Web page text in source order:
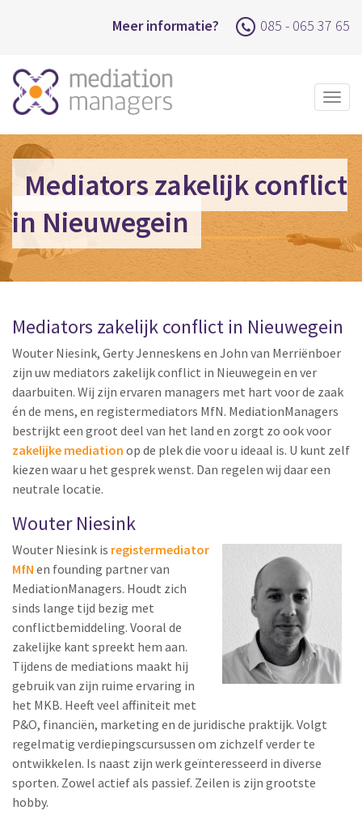
Meer informatie? 085 - 065 37 65
Mediators zakelijk conflict
in Nieuwegein
Mediators zakelijk conflict in Nieuwegein
Wouter Niesink, Gerty Jenneskens en John van Merriënboer
zijn uw mediators zakelijk conflict in Nieuwegein en ver
daarbuiten. Wij zijn ervaren managers met hart voor de zaak
én de mens, en registermediators MfN. MediationManagers
bestrijkt een groot deel van het land en zorgt zo ook voor
zakelijke mediation op de plek die voor u ideaal is. U kunt zelf
kiezen waar u het gesprek wenst. Dan regelen wij daar een
neutrale locatie.
Wouter Niesink
Wouter Niesink is registermediator
MfN en founding partner van
MediationManagers. Houdt zich
sinds lange tijd bezig met
conflictbemiddeling. Vooral de
zakelijke kant spreekt hem aan.
Tijdens de mediations maakt hij
gebruik van zijn ruime ervaring in
het MKB. Heeft veel affiniteit met
P&O, financiën, marketing en de juridische praktijk. Volgt
regelmatig verdiepingscursussen om zichzelf verder te
ontwikkelen. Is naast zijn werk geïnteresseerd in diverse
sporten. Zowel actief als passief. Zeilen is zijn grootste
hobby.